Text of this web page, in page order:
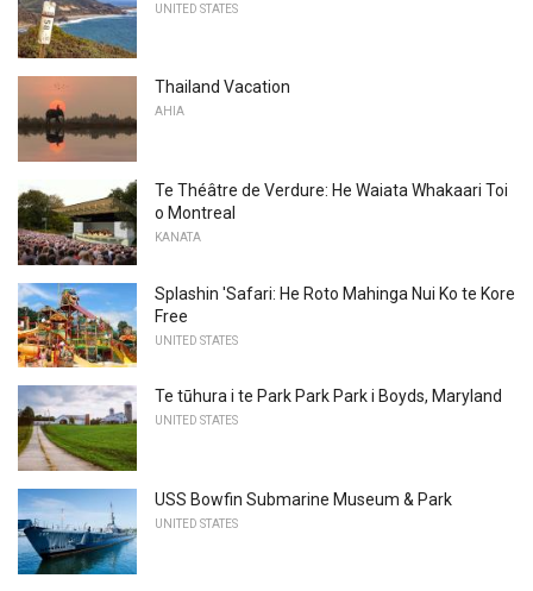
UNITED STATES
Thailand Vacation
AHIA
Te Théâtre de Verdure: He Waiata Whakaari Toi
o Montreal
KANATA
Splashin 'Safari: He Roto Mahinga Nui Ko te Kore
Free
UNITED STATES
Te tūhura i te Park Park Park i Boyds, Maryland
UNITED STATES
USS Bowfin Submarine Museum & Park
UNITED STATES